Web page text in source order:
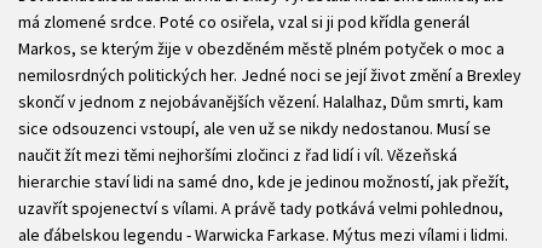
má zlomené srdce. Poté co osiřela, vzal si ji pod křídla generál
Markos, se kterým žije v obezděném městě plném potyček o moc a
nemilosrdných politických her. Jedné noci se její život změní a Brexley
skončí v jednom z nejobávanějších vězení. Halalhaz, Dům smrti, kam
sice odsouzenci vstoupí, ale ven už se nikdy nedostanou. Musí se
naučit žít mezi těmi nejhoršími zločinci z řad lidí i víl. Vězeňská
hierarchie staví lidi na samé dno, kde je jedinou možností, jak přežít,
uzavřít spojenectví s vílami. A právě tady potkává velmi pohlednou,
ale ďábelskou legendu - Warwicka Farkase. Mýtus mezi vílami i lidmi.